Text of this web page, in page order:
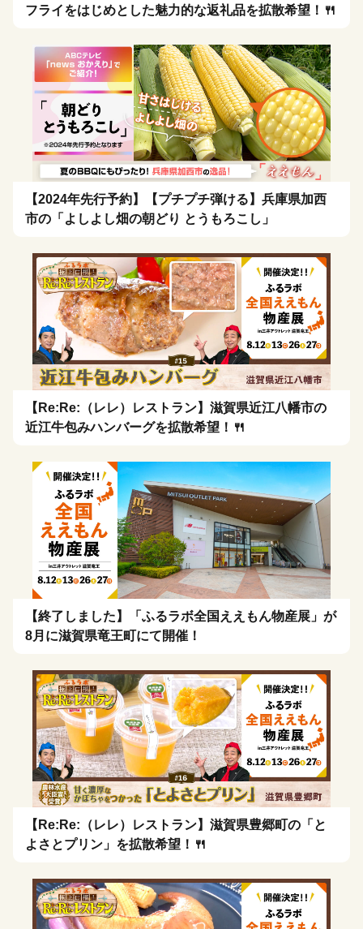
フライをはじめとした魅力的な返礼品を拡散希望！🍴
【2024年先行予約】【プチプチ弾ける】兵庫県加西
市の「よしよし畑の朝どり とうもろこし」
【Re:Re:（レレ）レストラン】滋賀県近江八幡市の
近江牛包みハンバーグを拡散希望！🍴
【終了しました】「ふるラボ全国ええもん物産展」が
8月に滋賀県竜王町にて開催！
【Re:Re:（レレ）レストラン】滋賀県豊郷町の「と
よさとプリン」を拡散希望！🍴